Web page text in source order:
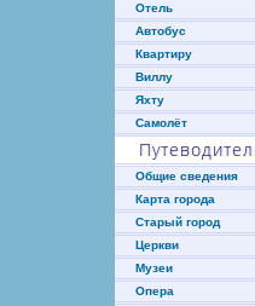
Отель
Автобус
Квартиру
Виллу
Яхту
Самолёт
Общие сведения
Карта города
Старый город
Церкви
Музеи
Опера